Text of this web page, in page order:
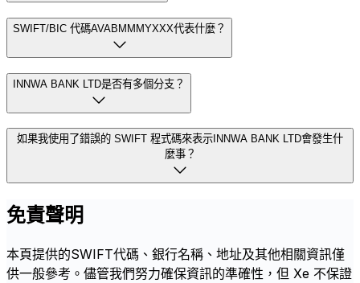
SWIFT/BIC 代碼AVABMMMYXXX代表什麼？
INNWA BANK LTD是否有多個分支？
如果我使用了錯誤的 SWIFT 程式碼來表示INNWA BANK LTD會發生什
麼事？
免責聲明
本頁提供的SWIFT代碼、銀行名稱、地址及其他相關資訊僅
供一般參考。儘管我們努力確保資訊的準確性，但 Xe 不保證